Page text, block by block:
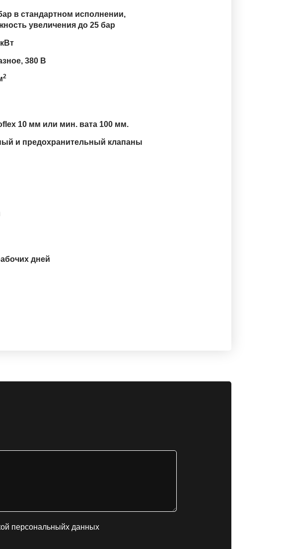
в стандартном исполнении,
увеличения до 25 бар
380 В
2
10 мм или мин. вата 100 мм.
и предохранительный клапаны
дней
персональныйх данных